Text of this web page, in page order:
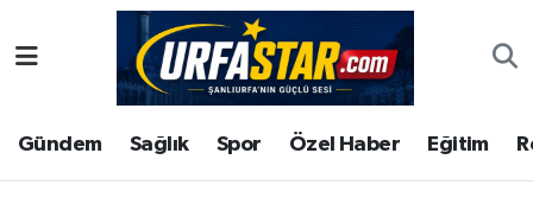
Gündem Sağlık Spor Özel Haber Eğitim
ASAYİS
ÇEVRE
Şanlıurfa Nöbetçi Eczaneler
Şanlıurfa Hava Durumu